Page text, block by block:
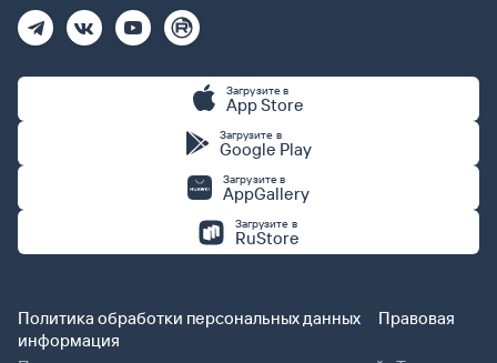
Загрузите в
App Store
Загрузите в
Google Play
Загрузите в
AppGallery
Загрузите в
RuStore
Политика обработки персональных данных
Правовая
информация